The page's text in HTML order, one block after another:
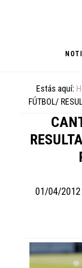
Estás aquí:
FÚTBOL/
01/04/2012